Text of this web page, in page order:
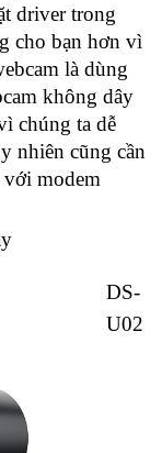
driver trong
cho bạn hơn vì
là dùng
không dây
chúng ta dễ
nhiên cũng cần
modem
DS-
U02